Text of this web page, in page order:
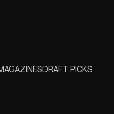
DRAFT PICKS